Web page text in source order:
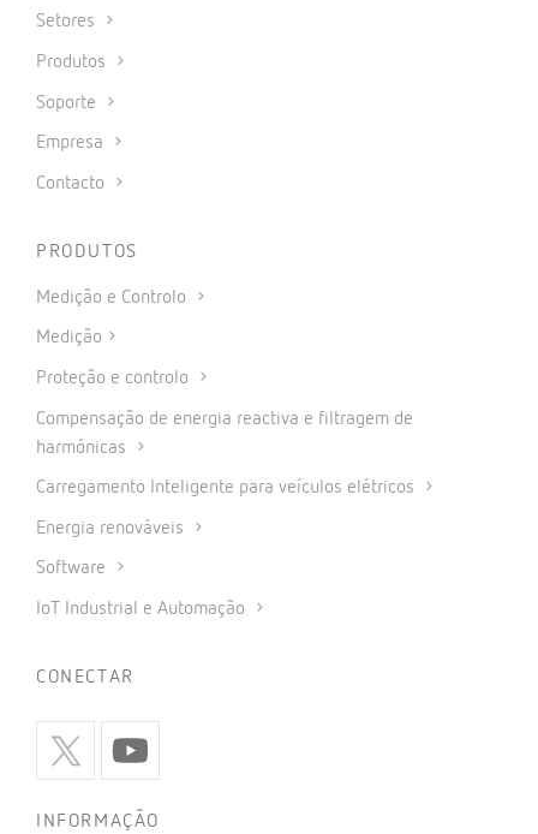
Setores
Produtos
Soporte
Empresa
Contacto
PRODUTOS
Medição e Controlo
Medição
Proteção e controlo
Compensação de energia reactiva e filtragem de
harmónicas
Carregamento Inteligente para veículos elétricos
Energia renováveis
Software
IoT Industrial e Automação
CONECTAR
INFORMAÇÃO